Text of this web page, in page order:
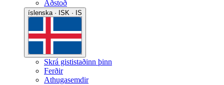
Aðstoð
íslenska · ISK · IS
Skrá gististaðinn þinn
Ferðir
Athugasemdir